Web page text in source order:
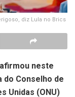
diz Lula no Brics
neste
do Conselho de
Unidas (ONU)